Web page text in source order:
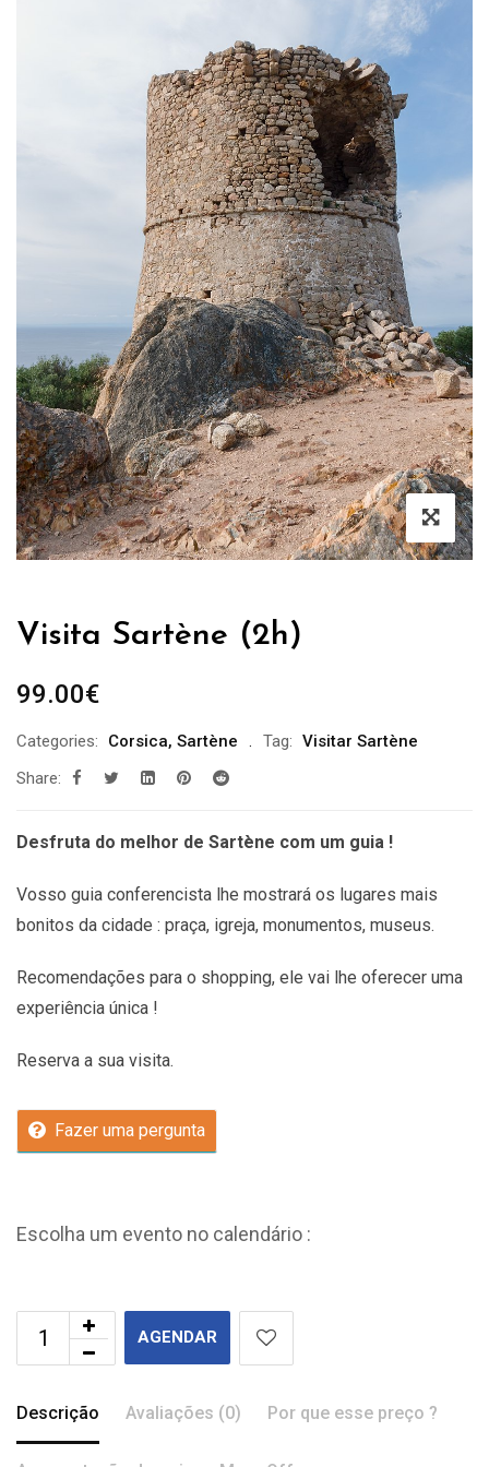
Visita Sartène (2h)
99.00€
Categories: Corsica, Sartène Tag: Visitar Sartène
Share:
Desfruta do melhor de Sartène com um guia !
Vosso guia conferencista lhe mostrará os lugares mais
bonitos da cidade : praça, igreja, monumentos, museus.
Recomendações para o shopping, ele vai lhe oferecer uma
experiência única !
Reserva a sua visita.
Fazer uma pergunta
Escolha um evento no calendário :
AGENDAR
Descrição Avaliações (0) Por que esse preço ?